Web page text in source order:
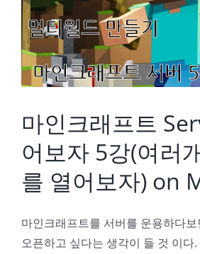
마인크래프트
어보자 5강(여러
를 열어보자) on
마인크래프트를 서버를 운용하다
오픈하고 싶다는 생각이 들 것 이다